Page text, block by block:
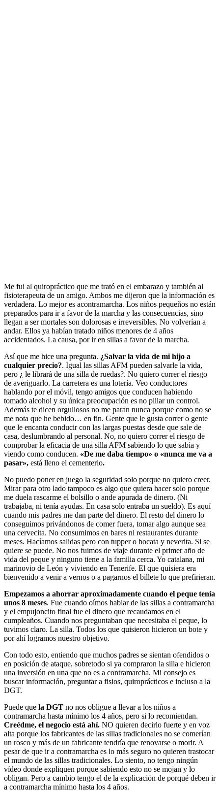
Me fui al quiropráctico que me trató en el embarazo y también al
fisioterapeuta de un amigo. Ambos me dijeron que la información es
verdadera. Lo mejor es acontramarcha. Los niños pequeños no están
preparados para ir a favor de la marcha y las consecuencias, sino
llegan a ser mortales son dolorosas e irreversibles. No volverían a
andar. Ellos ya habían tratado niños menores de 4 años
accidentados. La causa, por ir en sillas a favor de la marcha.
Así que me hice una pregunta. ¿Salvar la vida de mi hijo a
cualquier precio?. Igual las sillas AFM pueden salvarle la vida,
pero ¿ le librará de una silla de ruedas?. No quiero correr el riesgo
de averiguarlo. La carretera es una lotería. Veo conductores
hablando por el móvil, tengo amigos que conducen habiendo
tomado alcohol y su única preocupación es no pillar un control.
Además te dicen orgullosos no me paran nunca porque como no se
me nota que he bebido… en fin. Gente que le gusta correr o gente
que le encanta conducir con las largas puestas desde que sale de
casa, deslumbrando al personal. No, no quiero correr el riesgo de
comprobar la eficacia de una silla AFM sabiendo lo que sabía y
viendo como conducen. «De me daba tiempo» o «nunca me va a
pasar», está lleno el cementerio.
No puedo poner en juego la seguridad solo porque no quiero creer.
Mirar para otro lado tampoco es algo que quiera hacer solo porque
me duela rascarme el bolsillo o ande apurada de dinero. (Ni
trabajaba, ni tenía ayudas. En casa solo entraba un sueldo). Es aquí
cuando mis padres me dan parte del dinero. El resto del dinero lo
conseguimos privándonos de comer fuera, tomar algo aunque sea
una cervecita. No consumimos en bares ni restaurantes durante
meses. Hacíamos salidas pero con tupper o bocata y neverita. Si se
quiere se puede. No nos fuimos de viaje durante el primer año de
vida del peque y ninguno tiene a la familia cerca. Yo catalana, mi
marinovio de León y viviendo en Tenerife. El que quisiera era
bienvenido a venir a vernos o a pagarnos el billete lo que prefirieran.
Empezamos a ahorrar aproximadamente cuando el peque tenía
unos 8 meses. Fue cuando oímos hablar de las sillas a contramarcha
y el empujoncito final fue el dinero que recaudamos en el
cumpleaños. Cuando nos preguntaban que necesitaba el peque, lo
tuvimos claro. La silla. Todos los que quisieron hicieron un bote y
por ahí logramos nuestro objetivo.
Con todo esto, entiendo que muchos padres se sientan ofendidos o
en posición de ataque, sobretodo si ya compraron la silla e hicieron
una inversión en una que no es a contramarcha. Mi consejo es
buscar información, preguntar a fisios, quiroprácticos e incluso a la
DGT.
Puede que la DGT no nos obligue a llevar a los niños a
contramarcha hasta mínimo los 4 años, pero si lo recomiendan.
Creédme, el negocio está ahí. NO quieren decirlo fuerte y en voz
alta porque los fabricantes de las sillas tradicionales no se comerían
un rosco y más de un fabricante tendría que renovarse o morir. A
pesar de que ir a contramarcha es lo más seguro no quieren trastocar
el mundo de las sillas tradicionales. Lo siento, no tengo ningún
vídeo donde expliquen porque sabiendo esto no se mojan y lo
obligan. Pero a cambio tengo el de la explicación de porqué deben ir
a contramarcha mínimo hasta los 4 años.